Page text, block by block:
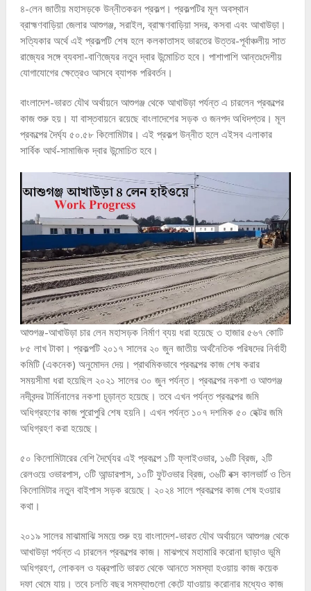
৪-লেন জাতীয় মহাসড়কে উন্নীতকরন প্রকল্প। প্রকল্পটির মূল অবস্থান
ব্রাহ্মণবাড়িয়া জেলার আশুগঞ্জ, সরাইল, ব্রাহ্মণবাড়িয়া সদর, কসবা এবং আখাউড়া।
সত্যিকার অর্থে এই প্রকল্পটি শেষ হলে কলকাতাসহ ভারতের উত্তর-পূর্বাঞ্চলীয় সাত
রাজ্যের সঙ্গে ব্যবসা-বাণিজ্যের নতুন দ্বার উন্মোচিত হবে। পাশাপাশি আন্তঃদেশীয়
যোগাযোগের ক্ষেত্রেও আসবে ব্যাপক পরিবর্তন।
বাংলাদেশ-ভারত যৌথ অর্থায়নে আশুগঞ্জ থেকে আখাউড়া পর্যন্ত এ চারলেন প্রকল্পের
কাজ শুরু হয়। যা বাস্তবায়নে রয়েছে বাংলাদেশের সড়ক ও জনপদ অধিদপ্তর। মূল
প্রকল্পের দৈর্ঘ্য ৫০.৫৮ কিলোমিটার। এই প্রকল্প উন্নীত হলে এইসব এলাকার
সার্বিক আর্থ-সামাজিক দ্বার উন্মোচিত হবে।
আশুগঞ্জ-আখাউড়া চার লেন মহাসড়ক নির্মাণ ব্যয় ধরা হয়েছে ৩ হাজার ৫৬৭ কোটি
৮৫ লাখ টাকা। প্রকল্পটি ২০১৭ সালের ২০ জুন জাতীয় অর্থনৈতিক পরিষদের নির্বাহী
কমিটি (একনেক) অনুমোদন দেয়। প্রাথমিকভাবে প্রকল্পের কাজ শেষ করার
সময়সীমা ধরা হয়েছিল ২০২১ সালের ৩০ জুন পর্যন্ত। প্রকল্পের নকশা ও আশুগঞ্জ
নদীবন্দর টার্মিনালের নকশা চূড়ান্ত হয়েছে। তবে এখন পর্যন্ত প্রকল্পের জমি
অধিগ্রহণের কাজ পুরোপুরি শেষ হয়নি। এখন পর্যন্ত ১০৭ দশমিক ৫০ হেক্টর জমি
অধিগ্রহণ করা হয়েছে।
৫০ কিলোমিটারের বেশি দৈর্ঘ্যের এই প্রকল্পে ১টি ফ্লাইওভার, ১৬টি ব্রিজ, ২টি
রেলওয়ে ওভারপাস, ৩টি আন্ডারপাস, ১০টি ফুটওভার ব্রিজ, ৩৬টি বক্স কালভার্ট ও তিন
কিলোমিটার নতুন বাইপাস সড়ক রয়েছে। ২০২৪ সালে প্রকল্পের কাজ শেষ হওয়ার
কথা।
২০১৯ সালের মাঝামাঝি সময়ে শুরু হয় বাংলাদেশ-ভারত যৌথ অর্থায়নে আশুগঞ্জ থেকে
আখাউড়া পর্যন্ত এ চারলেন প্রকল্পের কাজ। মাঝপথে মহামারি করোনা ছাড়াও ভূমি
অধিগ্রহণ, লোকবল ও যন্ত্রপাতি ভারত থেকে আনতে সমস্যা হওয়ায় কাজ কয়েক
দফা থেমে যায়। তবে চলতি বছর সমস্যাগুলো কেটে যাওয়ায় করোনার মধ্যেও কাজ